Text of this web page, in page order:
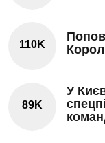
110K
89K
У